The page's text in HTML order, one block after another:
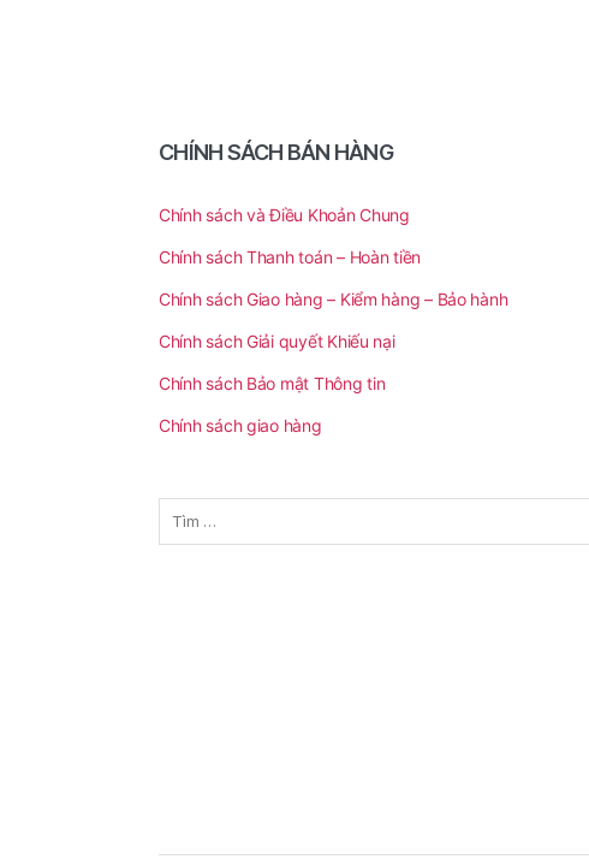
CHÍNH SÁCH BÁN HÀNG
Chính sách và Điều Khoản Chung
Chính sách Thanh toán – Hoàn tiền
Chính sách Giao hàng – Kiểm hàng – Bảo hành
Chính sách Giải quyết Khiếu nại
Chính sách Bảo mật Thông tin
Chính sách giao hàng
Tìm
kiếm